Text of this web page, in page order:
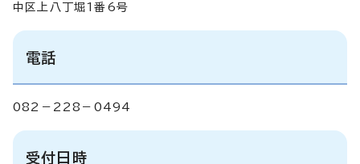
中区上八丁堀1番6号
電話
082－228－0494
受付日時